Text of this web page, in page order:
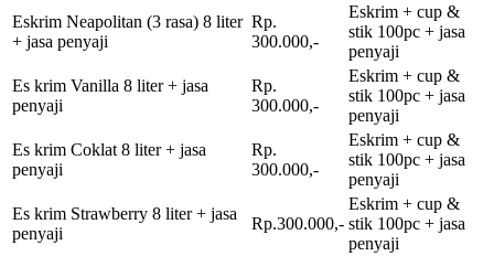
Eskrim Neapolitan (3 rasa) 8 liter
+ jasa penyaji
Rp.
300.000,-
Eskrim + cup &
stik 100pc + jasa
penyaji
Es krim Vanilla 8 liter + jasa
penyaji
Rp.
300.000,-
Eskrim + cup &
stik 100pc + jasa
penyaji
Es krim Coklat 8 liter + jasa
penyaji
Rp.
300.000,-
Eskrim + cup &
stik 100pc + jasa
penyaji
Es krim Strawberry 8 liter + jasa
penyaji
Rp.300.000,-
Eskrim + cup &
stik 100pc + jasa
penyaji